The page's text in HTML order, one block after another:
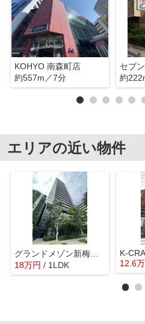
KOHYO 南森町店
約557m／7分
約
エリアの近い物件
グランドメゾン新梅田タワー 大淀小学校区
18万円 / 1LDK
K-
12.6万